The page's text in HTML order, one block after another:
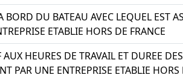
DU BATEAU AVEC LEQUEL EST
ETABLIE HORS DE FRANCE
HEURES DE TRAVAIL ET DUREE
PAR UNE ENTREPRISE ETABLIE HORS